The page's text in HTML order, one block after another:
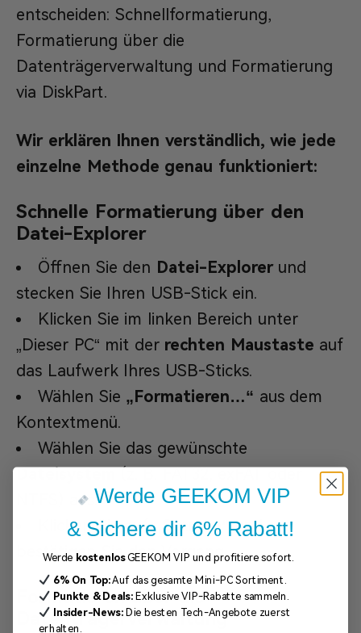
entscheiden: Schnellformatierung,
Formatierung über die
Datenträgerverwaltung und Formatierung
via DiskPart.
Wir erklären Ihnen verständlich, wie jede
einzelne Methode genau funktioniert:
Schnelle Formatierung über den
Datei-Explorer
Öffnen Sie den Datei-Explorerund
stecken Sie Ihren USB-Stick ein.
Klicken Sie im linken Bereich unter
„Dieser PC“ mit der rechten Maustaste auf
das Laufwerk Ihres USB-Sticks.
Wählen Sie „Formatieren…“ aus dem
Kontextmenü.
Wählen Sie das gewünschte
Dateisystem(z. B. FAT32, exFAT oder
NTFS) aus.
Klicken Sie auf„Starten“und
bestätigen Sie den Vorgang.
Formatieren über die
Datenträgerverwaltung
Werde GEEKOM VIP
& Sichere dir 6% Rabatt!
Werde kostenlosGEEKOM VIP und profitiere sofort.
6% On Top:Auf das gesamte Mini-PC Sortiment.
Punkte & Deals:Exklusive VIP-Rabatte sammeln.
Insider-News:Die besten Tech-Angebote zuerst
erhalten.